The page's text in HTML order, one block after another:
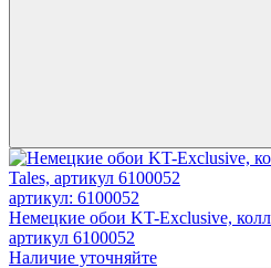
артикул: 6100052
Немецкие обои KT-Exclusive,
артикул 6100052
Наличие уточняйте